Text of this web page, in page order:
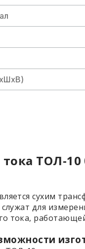
ТОЛ-10
сухим
для
тока,